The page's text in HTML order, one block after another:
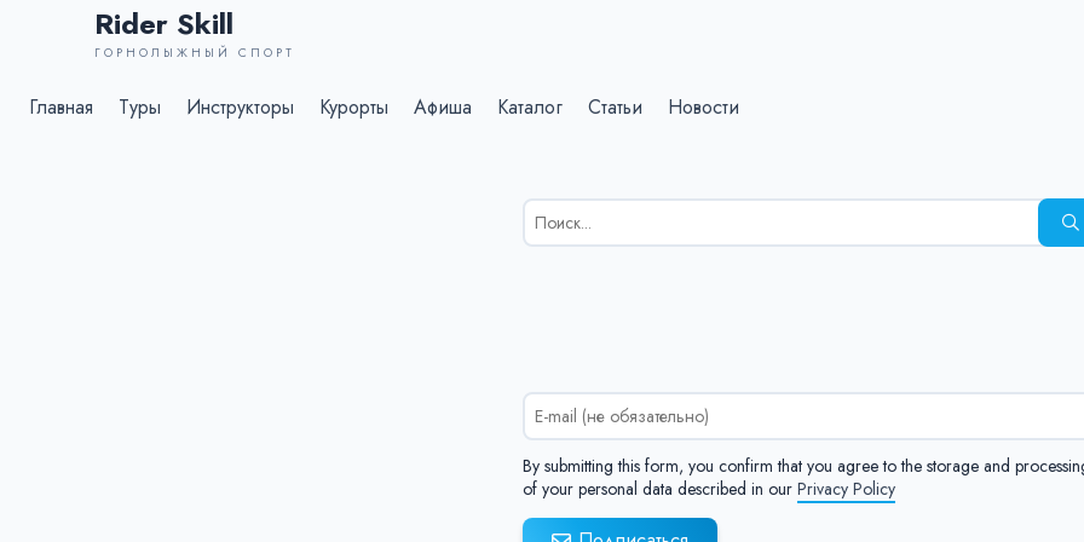
Rider Skill
ГОРНОЛЫЖНЫЙ СПОРТ
Главная Туры Инструкторы Курорты Афиша Каталог Статьи Новости
Результаты
поиска
By submitting this form, you confirm that you agree to the storage and
of your personal data described in our Privacy Policy